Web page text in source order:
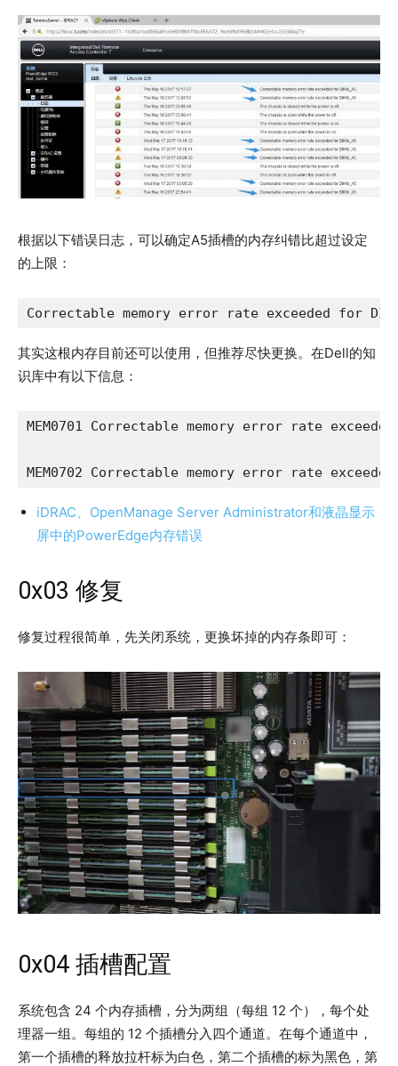
根据以下错误日志，可以确定A5插槽的内存纠错比超过设定
的上限：
Correctable memory error rate exceeded for
其实这根内存目前还可以使用，但推荐尽快更换。在Dell的知
识库中有以下信息：
MEM0701	Correctable memory error rate exceeded for .	内存可能无法正常工作。 这是未来可能出现不可纠正错误的一种早期迹象。	请重置内存模块。 如果错误仍然存在，请通过将当前模块与系统中的另一个相同模块进行交换来交换测试内存模块，看看另一个相同模块是否也出现错误。 如果问题仍然存在， 请联系支持部门， 因为可能需要更换内存
iDRAC、OpenManage Server Administrator和液晶显示
屏中的PowerEdge内存错误
0x03 修复
修复过程很简单，先关闭系统，更换坏掉的内存条即可：
0x04 插槽配置
系统包含 24 个内存插槽，分为两组（每组 12 个），每个处
理器一组。每组的 12 个插槽分入四个通道。在每个通道中，
第一个插槽的释放拉杆标为白色，第二个插槽的标为黑色，第